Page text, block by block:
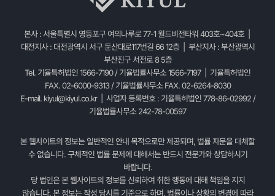
본사 : 서울특별시 영등포구 여의나루로 77-1 월드비전타워 403호~404호 |
대전지사 : 대전광역시 서구 둔산대로117번길 66 12층 | 부산지사 : 부산광역시
부산진구 서전로 8 5층
Tel. 기율특허법인 1566-7190 / 기율법률사무소 1566-7197 | 기율특허법인
FAX. 02-6000-9313 / 기율법률사무소 FAX. 02-6264-8030
E-mail. kiyul@kiyul.co.kr| 사업자 등록번호 : 기율특허법인 778-86-02992 /
기율법률사무소 242-78-00597
본 웹사이트의 정보는 일반적인 안내 목적으로만 제공되며, 법률 자문을 대체할
수 없습니다. 구체적인 법률 문제에 대해서는 반드시 전문가와 상담하시기
바랍니다.
당 법인은 본 웹사이트의 정보를 신뢰하여 취한 행동에 대해 책임을 지지
않습니다. 본 정보는 작성 당시를 기준으로 하며, 법률이나 상황의 변경에 따라